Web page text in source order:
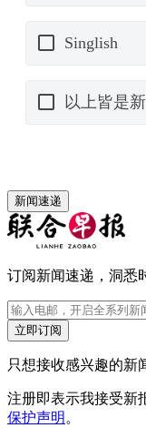
新闻速递
订阅新闻速递，洞悉
立即订阅
只想接收感兴趣的新
注册即表示我接受新
保护声明 。